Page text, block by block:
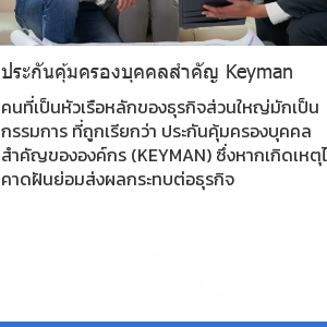
ประกันคุ้มครองบุคคลสำคัญ Keyman
คนที่เป็นหัวเรือหลักของธุรกิจส่วนใหญ่มักเป็น
กรรมการ ที่ถูกเรียกว่า ประกันคุ้มครองบุคคล
สำคัญขององค์กร (KEYMAN) ซึ่งหากเกิดเหตุ
คาดฝันย่อมส่งผลกระทบต่อธุรกิจ